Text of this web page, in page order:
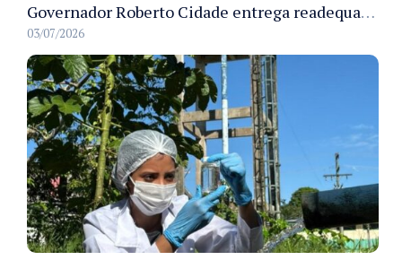
Governador Roberto Cidade entrega readequação do ambulatório da FCecon e amplia capacidade de atendimento oncológico em Manaus
03/07/2026